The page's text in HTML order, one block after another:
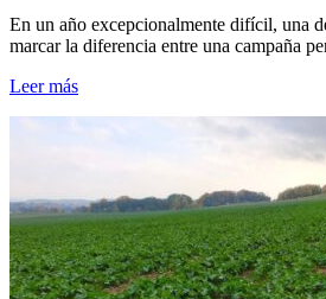
En un año excepcionalmente difícil, una
marcar la diferencia entre una campaña
Leer más